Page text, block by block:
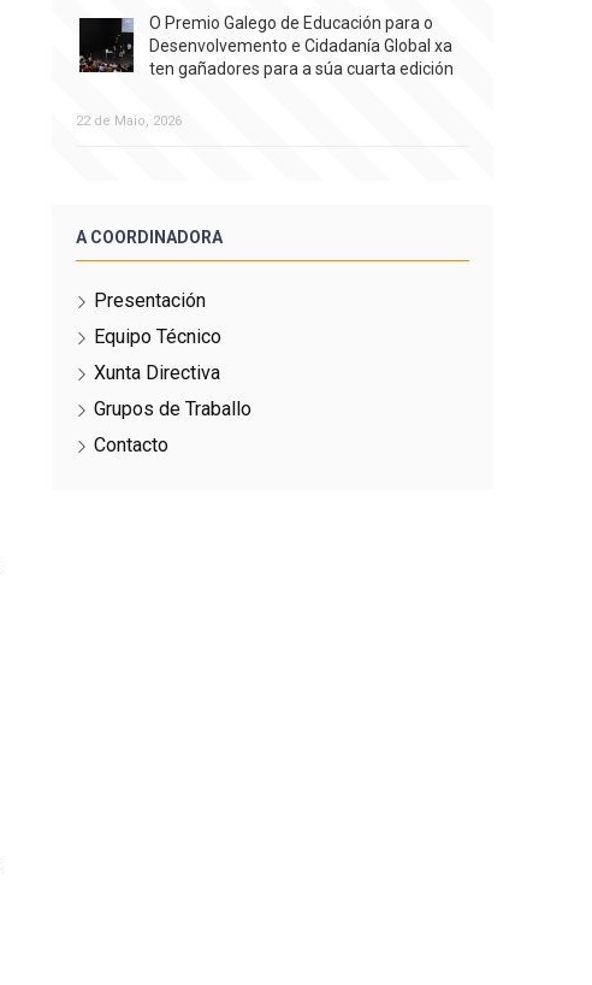
O Premio Galego de Educación para o
Desenvolvemento e Cidadanía Global xa
ten gañadores para a súa cuarta edición
22 de Maio, 2026
A COORDINADORA
Presentación
Equipo Técnico
Xunta Directiva
Grupos de Traballo
Contacto